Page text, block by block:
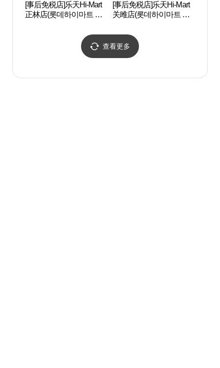
[事后免税店]乐天Hi-Mart
正林店(롯데하이마트 정
[事后免税店]乐天Hi-Mart
关雎店(롯데하이마트 관
查看更多